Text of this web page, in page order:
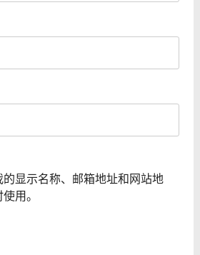
显示名称、邮箱地址和网站地
用。